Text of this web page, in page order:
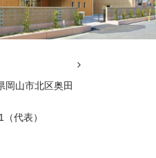
岡山市北区奥田
代表）